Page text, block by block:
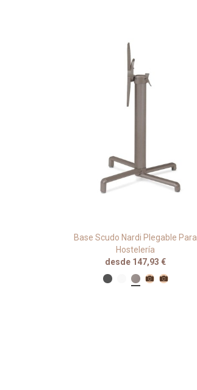
Base Scudo Nardi Plegable Para
Hostelería
desde 147,93 €